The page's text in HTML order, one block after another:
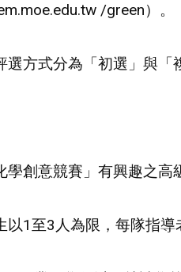
/green）。
選方式分為「初選」與「
學創意競賽」有興趣之高
以1至3人為限，每隊指導